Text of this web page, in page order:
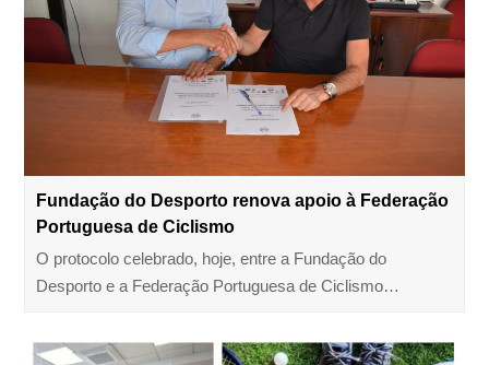
Fundação do Desporto renova apoio à Federação
Portuguesa de Ciclismo
O protocolo celebrado, hoje, entre a Fundação do
Desporto e a Federação Portuguesa de Ciclismo…